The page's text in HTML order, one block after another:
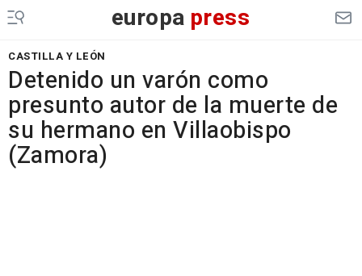
europa press
CASTILLA Y LEÓN
Detenido un varón como
presunto autor de la muerte de
su hermano en Villaobispo
(Zamora)